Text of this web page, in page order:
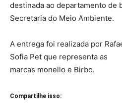
destinada ao departamento de
Secretaria do Meio Ambiente.
A entrega foi realizada por
Sofia Pet que representa as
marcas monello e Birbo.
Compartilhe isso: